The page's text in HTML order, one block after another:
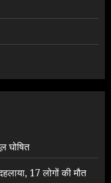
घोषित
17 लोगों की मौत